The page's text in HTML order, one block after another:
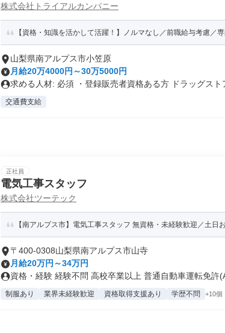
株式会社トライアルカンパニー
【資格・知識を活かして活躍！】ノルマなし／前職給与考慮／
山梨県南アルプス市小笠原
月給20万4000円～30万5000円
求める人材: 必須 ・登録販売者資格ある方 ドラッグスト
交通費支給
正社員
電気工事スタッフ
株式会社ツーテック
【南アルプス市】電気工事スタッフ 無資格・未経験歓迎／土日
〒400-0308山梨県南アルプス市山寺
月給20万円～34万円
資格・経験 経験不問 高校卒業以上 普通自動車運転免許
制服あり 業界未経験歓迎 資格取得支援あり 学歴不問 +10個